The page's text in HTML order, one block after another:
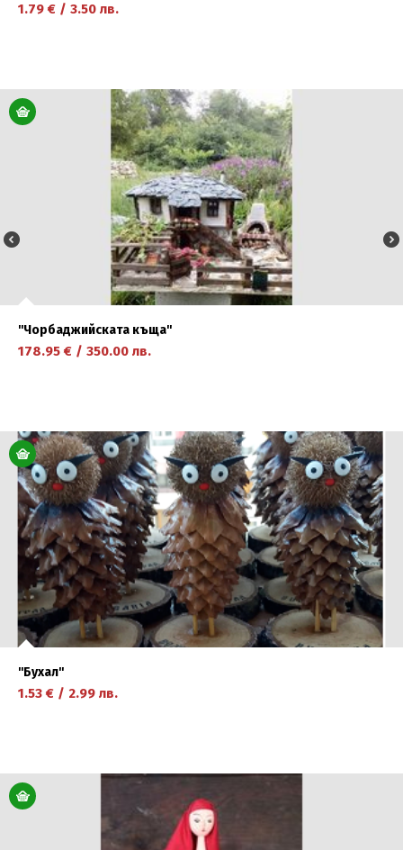
1.79 € / 3.50 лв.
научете повече
''Чорбаджийската къща''
178.95 € / 350.00 лв.
научете повече
''Бухал''
1.53 € / 2.99 лв.
научете повече